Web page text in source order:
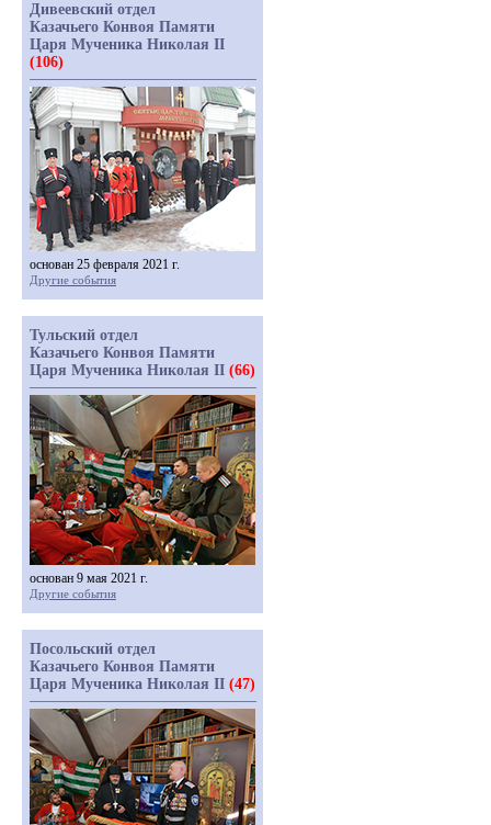
Дивеевский отдел
Казачьего Конвоя Памяти
Царя Мученика Николая II
(106)
основан 25 февраля 2021 г.
Другие события
Тульский отдел
Казачьего Конвоя Памяти
Царя Мученика Николая II (66)
основан 9 мая 2021 г.
Другие события
Посольский отдел
Казачьего Конвоя Памяти
Царя Мученика Николая II (47)